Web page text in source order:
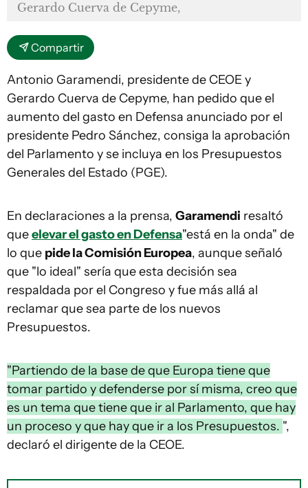
Gerardo Cuerva de Cepyme,
Compartir
Antonio Garamendi, presidente de CEOE y
Gerardo Cuerva de Cepyme, han pedido que el
aumento del gasto en Defensa anunciado por el
presidente Pedro Sánchez, consiga la aprobación
del Parlamento y se incluya en los Presupuestos
Generales del Estado (PGE).
En declaraciones a la prensa, Garamendi resaltó
queelevar el gasto en Defensa"está en la onda" de
lo que pide la Comisión Europea, aunque señaló
que "lo ideal" sería que esta decisión sea
respaldada por el Congreso y fue más allá al
reclamar que sea parte de los nuevos
Presupuestos.
"Partiendo de la base de que Europa tiene que
tomar partido y defenderse por sí misma, creo que
es un tema que tiene que ir al Parlamento, que hay
un proceso y que hay que ir a los Presupuestos. ",
declaró el dirigente de la CEOE.